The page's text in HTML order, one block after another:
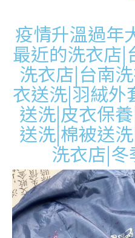
疫情升溫過年
最近的洗衣店|
洗衣店|台南
衣送洗|羽絨外
送洗|皮衣保
送洗|棉被送
洗衣店|